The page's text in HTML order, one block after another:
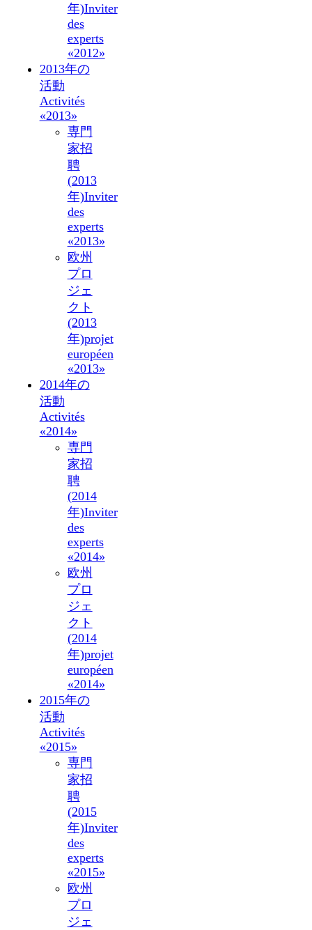
年)Inviter
des
experts
«2012»
2013年の
活動
Activités
«2013»
専門
家招
聘
(2013
年)Inviter
des
experts
«2013»
欧州
プロ
ジェ
クト
(2013
年)projet
européen
«2013»
2014年の
活動
Activités
«2014»
専門
家招
聘
(2014
年)Inviter
des
experts
«2014»
欧州
プロ
ジェ
クト
(2014
年)projet
européen
«2014»
2015年の
活動
Activités
«2015»
専門
家招
聘
(2015
年)Inviter
des
experts
«2015»
欧州
プロ
ジェ